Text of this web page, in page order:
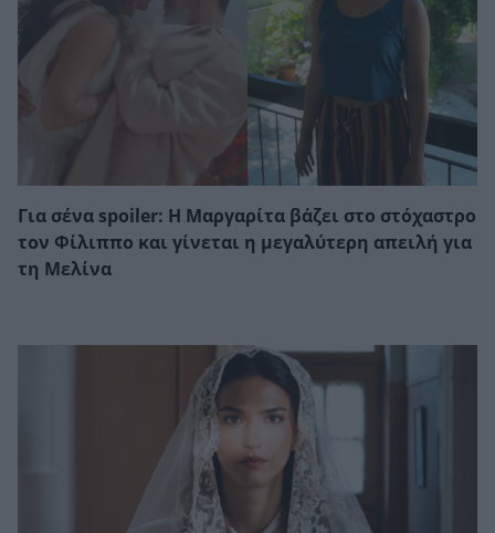
Για σένα spoiler: Η Μαργαρίτα βάζει στο στόχαστρο
τον Φίλιππο και γίνεται η μεγαλύτερη απειλή για
τη Μελίνα